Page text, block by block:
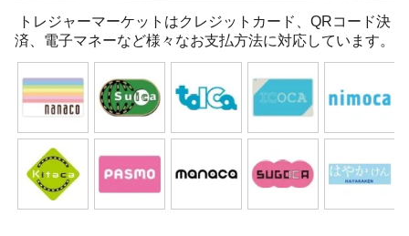
トレジャーマーケットはクレジットカード、QRコード決
済、電子マネーなど様々なお支払方法に対応しています。